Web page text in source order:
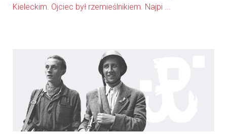
Kieleckim. Ojciec był rzemieślnikiem. Najpi ...